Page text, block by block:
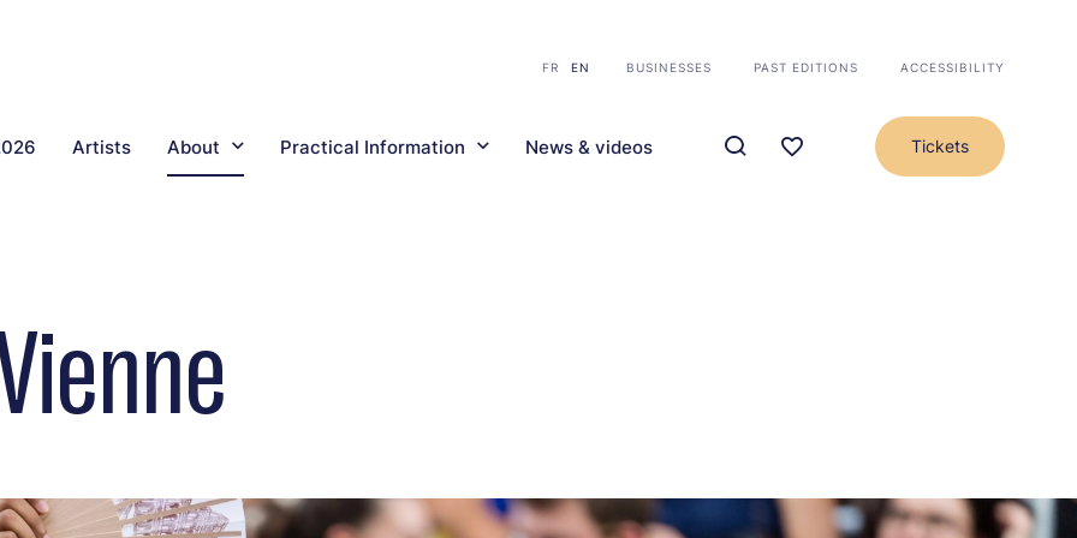
FR EN BUSINESSES PAST EDITIONS ACCESSIBILITY
Artists About Practical Information News & videos Tickets